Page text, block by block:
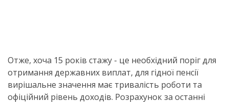
Отже, хоча 15 років стажу - це необхідний поріг для
отримання державних виплат, для гідної пенсії
вирішальне значення має тривалість роботи та
офіційний рівень доходів. Розрахунок за останні